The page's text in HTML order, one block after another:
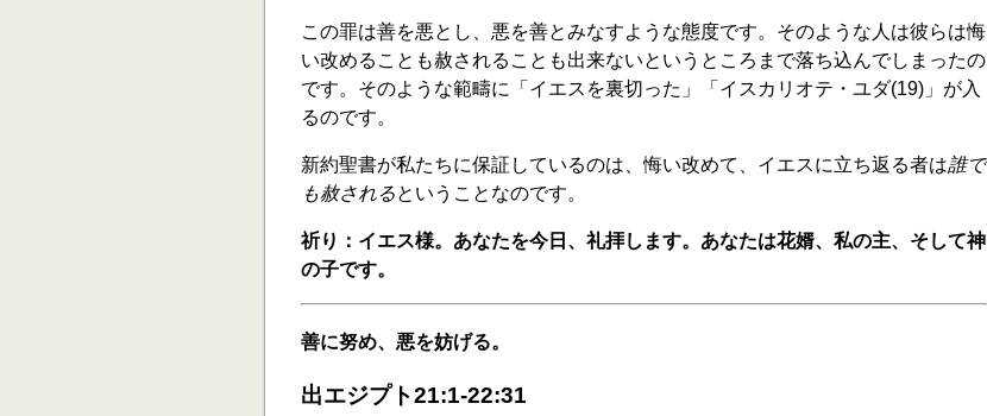
この罪は善を悪とし、悪を善とみなすような態度です。そのような人は彼らは悔
い改めることも赦されることも出来ないというところまで落ち込んでしまったの
です。そのような範疇に「イエスを裏切った」「イスカリオテ・ユダ(19)」が入
るのです。
新約聖書が私たちに保証しているのは、悔い改めて、イエスに立ち返る者は誰で
も赦されるということなのです。
祈り：イエス様。あなたを今日、礼拝します。あなたは花婿、私の主、そして神
の子です。
善に努め、悪を妨げる。
出エジプト21:1-22:31